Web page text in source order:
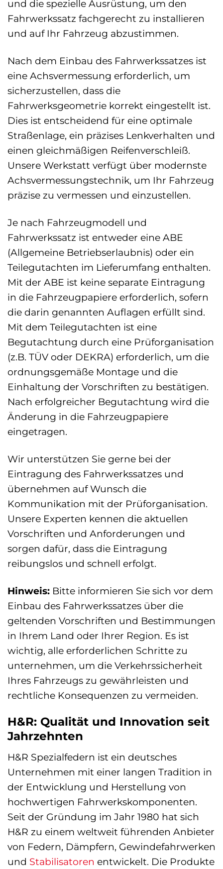
und die spezielle Ausrüstung, um den
Fahrwerkssatz fachgerecht zu installieren
und auf Ihr Fahrzeug abzustimmen.
Nach dem Einbau des Fahrwerkssatzes ist
eine Achsvermessung erforderlich, um
sicherzustellen, dass die
Fahrwerksgeometrie korrekt eingestellt ist.
Dies ist entscheidend für eine optimale
Straßenlage, ein präzises Lenkverhalten und
einen gleichmäßigen Reifenverschleiß.
Unsere Werkstatt verfügt über modernste
Achsvermessungstechnik, um Ihr Fahrzeug
präzise zu vermessen und einzustellen.
Je nach Fahrzeugmodell und
Fahrwerkssatz ist entweder eine ABE
(Allgemeine Betriebserlaubnis) oder ein
Teilegutachten im Lieferumfang enthalten.
Mit der ABE ist keine separate Eintragung
in die Fahrzeugpapiere erforderlich, sofern
die darin genannten Auflagen erfüllt sind.
Mit dem Teilegutachten ist eine
Begutachtung durch eine Prüforganisation
(z.B. TÜV oder DEKRA) erforderlich, um die
ordnungsgemäße Montage und die
Einhaltung der Vorschriften zu bestätigen.
Nach erfolgreicher Begutachtung wird die
Änderung in die Fahrzeugpapiere
eingetragen.
Wir unterstützen Sie gerne bei der
Eintragung des Fahrwerkssatzes und
übernehmen auf Wunsch die
Kommunikation mit der Prüforganisation.
Unsere Experten kennen die aktuellen
Vorschriften und Anforderungen und
sorgen dafür, dass die Eintragung
reibungslos und schnell erfolgt.
Hinweis: Bitte informieren Sie sich vor dem
Einbau des Fahrwerkssatzes über die
geltenden Vorschriften und Bestimmungen
in Ihrem Land oder Ihrer Region. Es ist
wichtig, alle erforderlichen Schritte zu
unternehmen, um die Verkehrssicherheit
Ihres Fahrzeugs zu gewährleisten und
rechtliche Konsequenzen zu vermeiden.
H&R: Qualität und Innovation seit
Jahrzehnten
H&R Spezialfedern ist ein deutsches
Unternehmen mit einer langen Tradition in
der Entwicklung und Herstellung von
hochwertigen Fahrwerkskomponenten.
Seit der Gründung im Jahr 1980 hat sich
H&R zu einem weltweit führenden Anbieter
von Federn, Dämpfern, Gewindefahrwerken
und Stabilisatoren entwickelt. Die Produkte